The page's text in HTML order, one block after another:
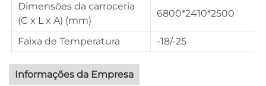
Dimensões da carroceria
(C x L x A) (mm)
6800*2410*2500
Faixa de Temperatura -18/-25
Informações da Empresa